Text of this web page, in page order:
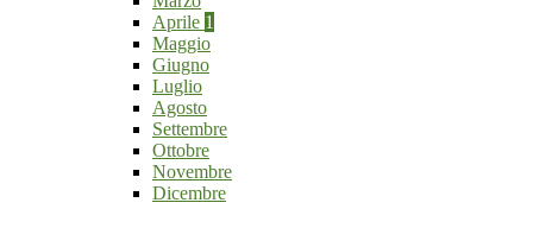
Aprile 1
Maggio
Giugno
Luglio
Agosto
Settembre
Ottobre
Novembre
Dicembre